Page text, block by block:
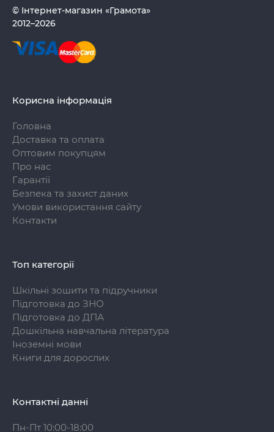
© Інтернет-магазин «Грамота»
2012–2026
Корисна інформація
Головна
Доставка та оплата
Оптовим покупцям
Про нас
Гарантії
Безпека та захист даних
Умови використання сайту
Контакти
Топ категорії
Шкільні зошити та підручники
Підготовка до ЗНО
Підготовка до ДПА
Дошкільна навчальна література
Іноземні мови
Книги для дорослих
Контактні данні
Пн-Пт 10:00-18:00